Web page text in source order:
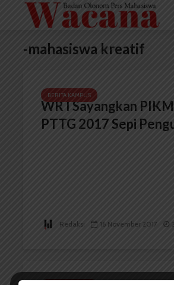
-mahasiswa kreatif
BERITA KAMPUS
WR I Sayangkan
PTTG 2017 Sepi
Redaksi 16 November 2017